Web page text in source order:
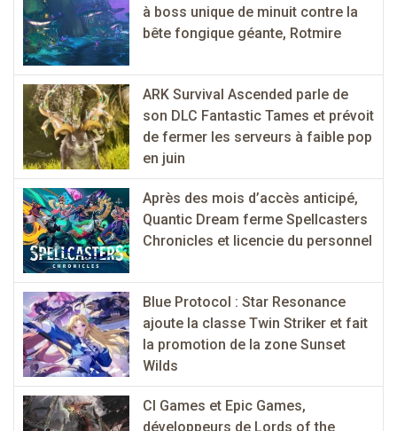
à boss unique de minuit contre la
bête fongique géante, Rotmire
ARK Survival Ascended parle de
son DLC Fantastic Tames et prévoit
de fermer les serveurs à faible pop
en juin
Après des mois d’accès anticipé,
Quantic Dream ferme Spellcasters
Chronicles et licencie du personnel
Blue Protocol : Star Resonance
ajoute la classe Twin Striker et fait
la promotion de la zone Sunset
Wilds
CI Games et Epic Games,
développeurs de Lords of the